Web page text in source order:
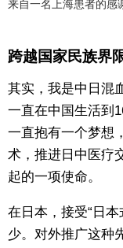
来自一名上海患者的感
跨越国家民族界
其实，我是中日混
一直在中国生活到
一直抱有一个梦想
术，推进日中医疗
起的一项使命。
在日本，接受“日
少。对外推广这种